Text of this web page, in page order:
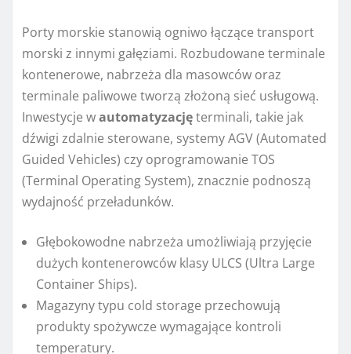
Porty morskie stanowią ogniwo łączące transport
morski z innymi gałęziami. Rozbudowane terminale
kontenerowe, nabrzeża dla masowców oraz
terminale paliwowe tworzą złożoną sieć usługową.
Inwestycje wautomatyzacjęterminali, takie jak
dźwigi zdalnie sterowane, systemy AGV (Automated
Guided Vehicles) czy oprogramowanie TOS
(Terminal Operating System), znacznie podnoszą
wydajność przeładunków.
Głębokowodne nabrzeża umożliwiają przyjęcie
dużych kontenerowców klasy ULCS (Ultra Large
Container Ships).
Magazyny typu cold storage przechowują
produkty spożywcze wymagające kontroli
temperatury.